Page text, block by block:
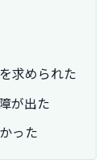
求められた
が出た
った